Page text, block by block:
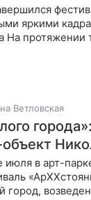
яркими
На
Ветловская
июля в арт-
город,